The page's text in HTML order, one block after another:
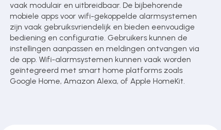
vaak modulair en uitbreidbaar. De bijbehorende
mobiele apps voor wifi-gekoppelde alarmsystemen
zijn vaak gebruiksvriendelijk en bieden eenvoudige
bediening en configuratie. Gebruikers kunnen de
instellingen aanpassen en meldingen ontvangen via
de app. Wifi-alarmsystemen kunnen vaak worden
geïntegreerd met smart home platforms zoals
Google Home, Amazon Alexa, of Apple HomeKit.